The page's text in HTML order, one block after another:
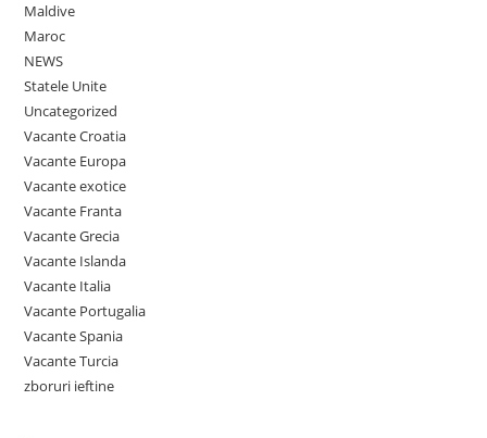
Maldive
Maroc
NEWS
Statele Unite
Uncategorized
Vacante Croatia
Vacante Europa
Vacante exotice
Vacante Franta
Vacante Grecia
Vacante Islanda
Vacante Italia
Vacante Portugalia
Vacante Spania
Vacante Turcia
zboruri ieftine